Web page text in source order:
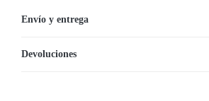
Envío y entrega
Devoluciones